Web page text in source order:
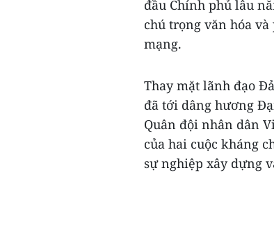
đầu Chính phủ lâu
chú trọng văn hóa
mạng.
Thay mặt lãnh đạo
đã tới dâng hương
Quân đội nhân dân
của hai cuộc kháng
sự nghiệp xây dựng